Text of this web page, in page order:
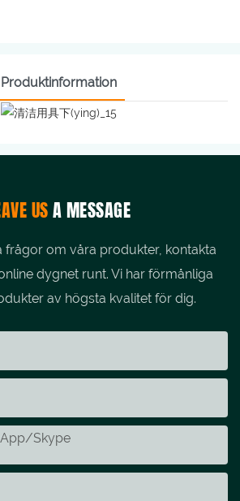
Produktinformation
USA MESSAGE
frågor om våra produkter, kontakta
dygnet runt. Vi har förmånliga
av högsta kvalitet för dig.
skype